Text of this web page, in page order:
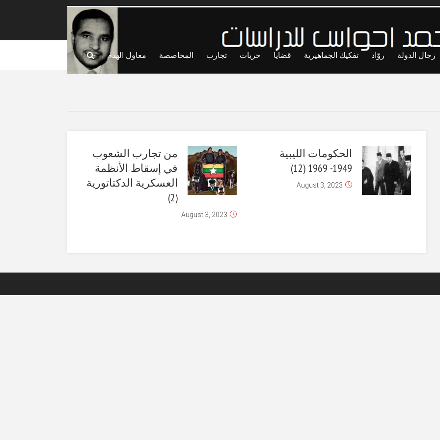
رجال الدولة روّاد تفكيك الجماهيرية قضايا حريات تجارب المحاصصة معاول الهدم
من تجارب الشعوب
في إسقاط الأنظمة
العسكرية الدكتاتورية
(2)
August 3, 2023
الحكومات الليبية
1949- 1969 (12)
August 3, 2023